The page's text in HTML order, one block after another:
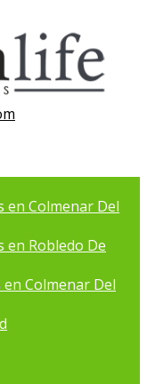
en Colmenar Del
en Robledo De
Colmenar Del